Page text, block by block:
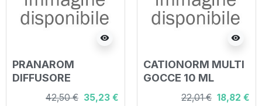
visibility
PRANAROM
DIFFUSORE
ULTRASONICO POP
42,50 € 35,23 €
visibility
CATIONORM MULTI
GOCCE 10 ML
22,01 € 18,82 €